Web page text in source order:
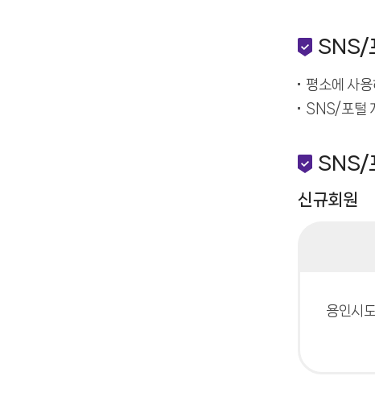
SNS/
평소에 사
SNS/포털
SNS/
신규회원
용인시